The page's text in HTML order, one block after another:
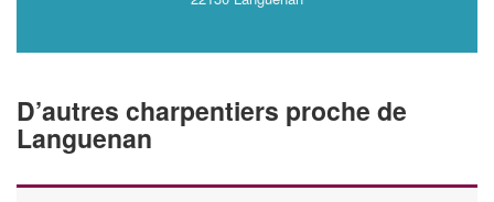
D’autres charpentiers proche de
Languenan